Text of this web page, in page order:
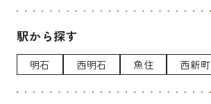
駅から探す
明石 西明石 魚住 西新町